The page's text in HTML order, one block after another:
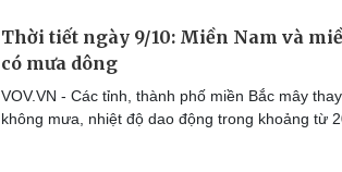
Thời tiết ngày 9/10: Miền Nam và
có mưa dông
VOV.VN - Các tỉnh, thành phố miền Bắc mây
không mưa, nhiệt độ dao động trong khoảng từ